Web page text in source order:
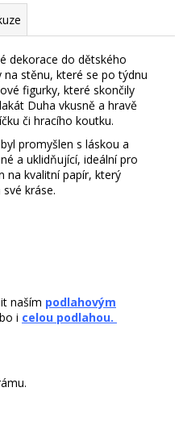
dekorace do dětského
stěnu, které se po týdnu
figurky, které skončily
Duha vkusně a hravě
či hracího koutku.
promyšlen s láskou a
a uklidňující, ideální pro
na kvalitní papír, který
kráse.
naším podlahovým
i celou podlahou.